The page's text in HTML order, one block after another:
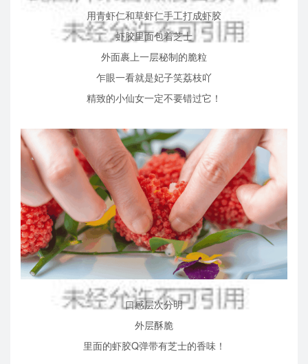
用青虾仁和草虾仁手工打成虾胶
虾胶里面包着芝士
外面裹上一层秘制的脆粒
乍眼一看就是妃子笑荔枝吖
精致的小仙女一定不要错过它！
口感层次分明
外层酥脆
里面的虾胶Q弹带有芝士的香味！